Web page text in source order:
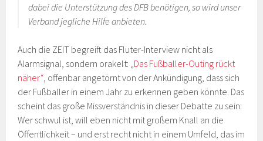
dabei die Unterstützung des DFB benötigen, so wird unser
Verband jegliche Hilfe anbieten.
Auch die ZEIT begreift das Fluter-Interview nicht als
Alarmsignal, sondern orakelt: „ Das Fußballer-Outing rückt
näher“ , offenbar angetörnt von der Ankündigung, dass sich
der Fußballer in einem Jahr zu erkennen geben könnte. Das
scheint das große Missverständnis in dieser Debatte zu sein:
Wer schwul ist, will eben nicht mit großem Knall an die
Öffentlichkeit – und erst recht nicht in einem Umfeld, das im